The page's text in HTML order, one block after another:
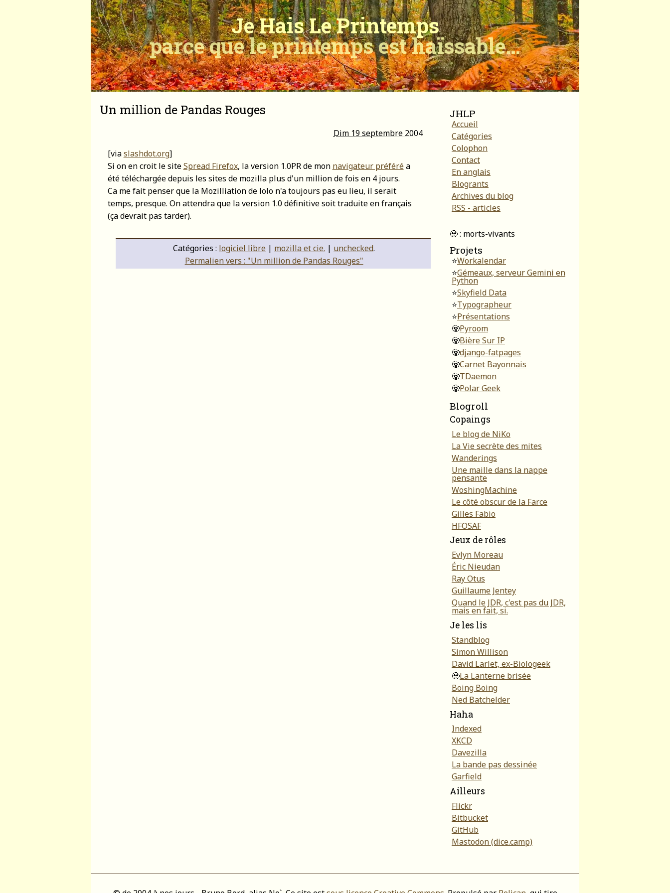
Je Hais Le Printemps
parce que le printemps est haïssable…
Un million de Pandas Rouges
Dim 19 septembre 2004
[viaslashdot.org]
Si on en croit le siteSpread Firefox, la version 1.0PR de mon navigateur préféréa
été téléchargée depuis les sites de mozilla plus d'un million de fois en 4 jours.
Ca me fait penser que la Mozilliation de lolo n'a toujours pas eu lieu, il serait
temps, presque. On attendra que la version 1.0 définitive soit traduite en français
(ça devrait pas tarder).
Catégories : logiciel libre | mozilla et cie. | unchecked.
Permalien vers : "Un million de Pandas Rouges"
JHLP
Accueil
Catégories
Colophon
Contact
En anglais
Blogrants
Archives du blog
RSS - articles
🧟 : morts-vivants
Projets
⭐Workalendar
⭐Gémeaux, serveur Gemini en
Python
⭐Skyfield Data
⭐Typographeur
⭐Présentations
🧟Pyroom
🧟Bière Sur IP
🧟django-fatpages
🧟Carnet Bayonnais
🧟TDaemon
🧟Polar Geek
Blogroll
Copaings
Le blog de NiKo
La Vie secrète des mites
Wanderings
Une maille dans la nappe
pensante
WoshingMachine
Le côté obscur de la Farce
Gilles Fabio
HFOSAF
Jeux de rôles
Evlyn Moreau
Éric Nieudan
Ray Otus
Guillaume Jentey
Quand le JDR, c'est pas du JDR,
mais en fait, si.
Je les lis
Standblog
Simon Willison
David Larlet, ex-Biologeek
🧟La Lanterne brisée
Boing Boing
Ned Batchelder
Haha
Indexed
XKCD
Davezilla
La bande pas dessinée
Garfield
Ailleurs
Flickr
Bitbucket
GitHub
Mastodon (dice.camp)